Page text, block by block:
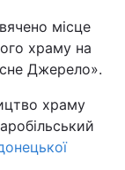
місце
храму на
Джерело».
храму